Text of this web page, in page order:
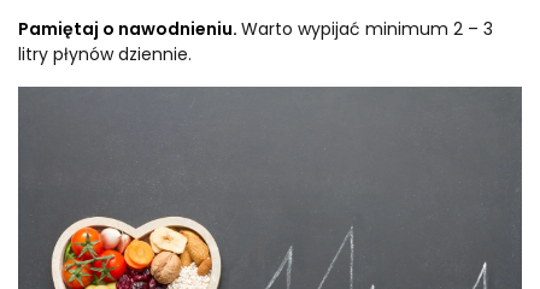
Pamiętaj o nawodnieniu. Warto wypijać minimum 2 – 3
litry płynów dziennie.